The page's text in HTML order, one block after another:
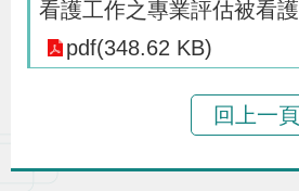
政
網
看護工作之專業評估被看
pdf(348.62 KB)
回上一頁